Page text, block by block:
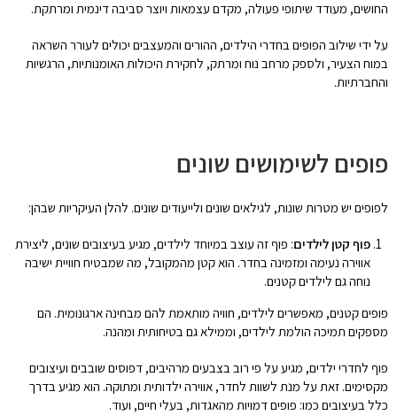
החושים, מעודד שיתופי פעולה, מקדם עצמאות ויוצר סביבה דינמית ומרתקת.
על ידי שילוב הפופים בחדרי הילדים, ההורים והמעצבים יכולים לעורר השראה
במוח הצעיר, ולספק מרחב נוח ומרתק, לחקירת היכולות האומנותיות, הרגשיות
והחברתיות.
פופים לשימושים שונים
לפופים יש מטרות שונות, לגילאים שונים ולייעודים שונים. להלן העיקריות שבהן:
פוף קטן לילדים: פוף זה עוצב במיוחד לילדים, מגיע בעיצובים שונים, ליצירת
אווירה נעימה ומזמינה בחדר. הוא קטן מהמקובל, מה שמבטיח חוויית ישיבה
נוחה גם לילדים קטנים.
פופים קטנים, מאפשרים לילדים, חוויה מותאמת להם מבחינה ארגונומית. הם
מספקים תמיכה הולמת לילדים, וממילא גם בטיחותית ומהנה.
פוף לחדרי ילדים, מגיע על פי רוב בצבעים מרהיבים, דפוסים שובבים ועיצובים
מקסימים. זאת על מנת לשוות לחדר, אווירה ילדותית ומתוקה. הוא מגיע בדרך
כלל בעיצובים כמו: פופים דמויות מהאגדות, בעלי חיים, ועוד.